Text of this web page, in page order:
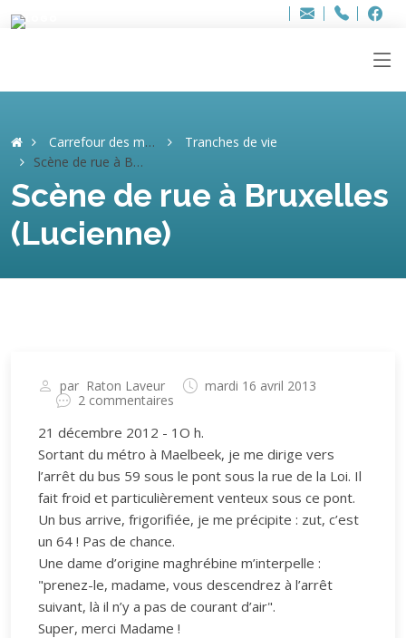
Adresse
info..hâthe..
Tel.
Tel.
Carrefour des mémoires
Tranches de vie
Scène de rue à Bruxelles (Lucienne)
Scène de rue à Bruxelles
(Lucienne)
par Raton Laveur
mardi 16 avril 2013
2 commentaires
21 décembre 2012 - 1O h.
Sortant du métro à Maelbeek, je me dirige vers
l’arrêt du bus 59 sous le pont sous la rue de la Loi. Il
fait froid et particulièrement venteux sous ce pont.
Un bus arrive, frigorifiée, je me précipite : zut, c’est
un 64 ! Pas de chance.
Une dame d’origine maghrébine m’interpelle :
"prenez-le, madame, vous descendrez à l’arrêt
suivant, là il n’y a pas de courant d’air".
Super, merci Madame !